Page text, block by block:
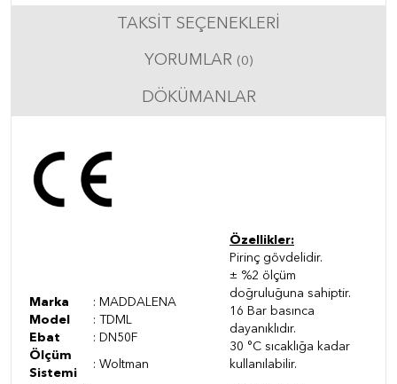
TAKSIT SEÇENEKLERI
YORUMLAR (0)
DÖKÜMANLAR
Marka
: MADDALENA
Model
: TDML
Ebat
: DN50F
Ölçüm
Sistemi
: Woltman
Özellikler:
Pirinç gövdelidir.
± %2 ölçüm
doğruluğuna sahiptir.
16 Bar basınca
dayanıklıdır.
30 °C sıcaklığa kadar
kullanılabilir.